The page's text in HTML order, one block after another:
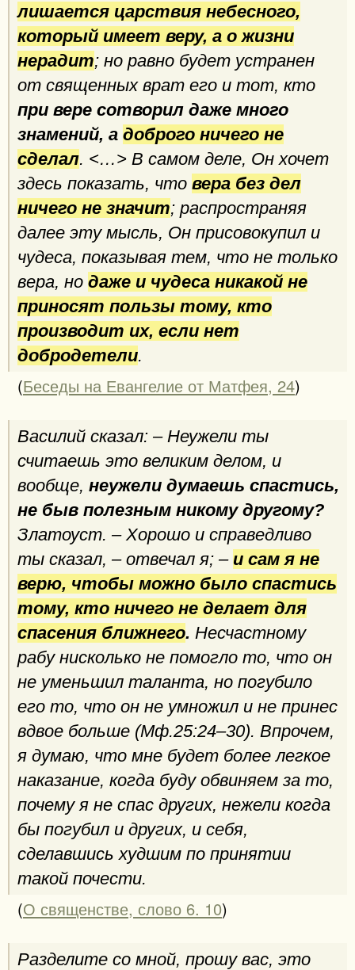
лишается царствия небесного,
который имеет веру, а о жизни
нерадит; но равно будет устранен
от священных врат его и тот, кто
при вере сотворил даже много
знамений, а доброго ничего не
сделал. <…> В самом деле, Он хочет
здесь показать, что вера без дел
ничего не значит; распространяя
далее эту мысль, Он присовокупил и
чудеса, показывая тем, что не только
вера, но даже и чудеса никакой не
приносят пользы тому, кто
производит их, если нет
добродетели.
(Беседы на Евангелие от Матфея, 24)
Василий сказал: – Неужели ты
считаешь это великим делом, и
вообще, неужели думаешь спастись,
не быв полезным никому другому?
Златоуст. – Хорошо и справедливо
ты сказал, – отвечал я; – и сам я не
верю, чтобы можно было спастись
тому, кто ничего не делает для
спасения ближнего. Несчастному
рабу нисколько не помогло то, что он
не уменьшил таланта, но погубило
его то, что он не умножил и не принес
вдвое больше (Мф.25:24–30). Впрочем,
я думаю, что мне будет более легкое
наказание, когда буду обвиняем за то,
почему я не спас других, нежели когда
бы погубил и других, и себя,
сделавшись худшим по принятии
такой почести.
(О священстве, слово 6. 10)
Разделите со мной, прошу вас, это